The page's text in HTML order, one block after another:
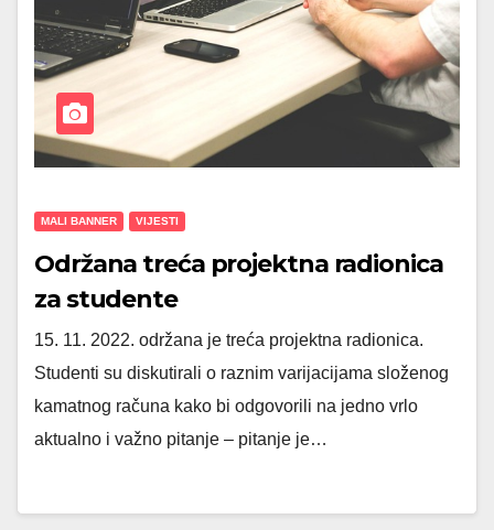
MALI BANNER VIJESTI
Održana treća projektna radionica
za studente
15. 11. 2022. održana je treća projektna radionica.
Studenti su diskutirali o raznim varijacijama složenog
kamatnog računa kako bi odgovorili na jedno vrlo
aktualno i važno pitanje – pitanje je…